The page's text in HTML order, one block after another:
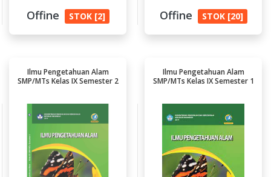
Offine STOK [2] Offine STOK [20]
Ilmu Pengetahuan Alam
SMP/MTs Kelas IX Semester 2
Ilmu Pengetahuan Alam
SMP/MTs Kelas IX Semester 1